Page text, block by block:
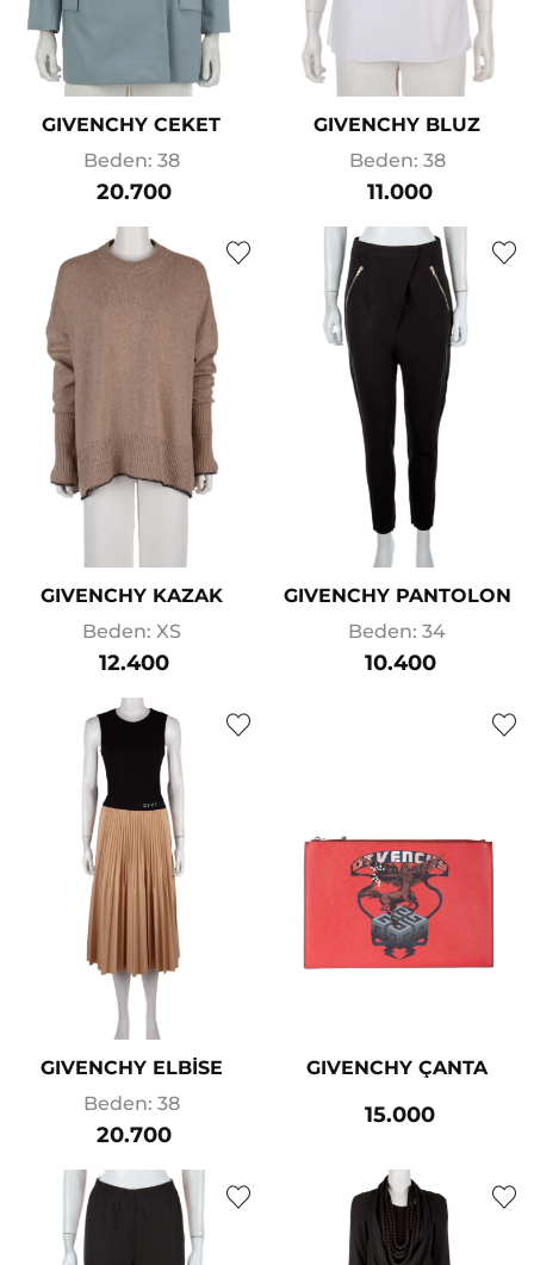
GIVENCHY CEKET
Beden: 38
20.700
GIVENCHY BLUZ
Beden: 38
11.000
GIVENCHY KAZAK
Beden: XS
12.400
GIVENCHY PANTOLON
Beden: 34
10.400
GIVENCHY ELBİSE
Beden: 38
20.700
GIVENCHY ÇANTA
15.000